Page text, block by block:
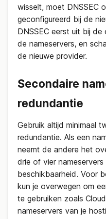
wisselt, moet DNSSEC
geconfigureerd bij de
DNSSEC eerst uit bij
de nameservers, en
de nieuwe provider.
Secondaire
redundantie
Gebruik altijd minimaal
redundantie. Als een
neemt de andere het
drie of vier
beschikbaarheid. Voor
kun je overwegen om
te gebruiken zoals
nameservers van je